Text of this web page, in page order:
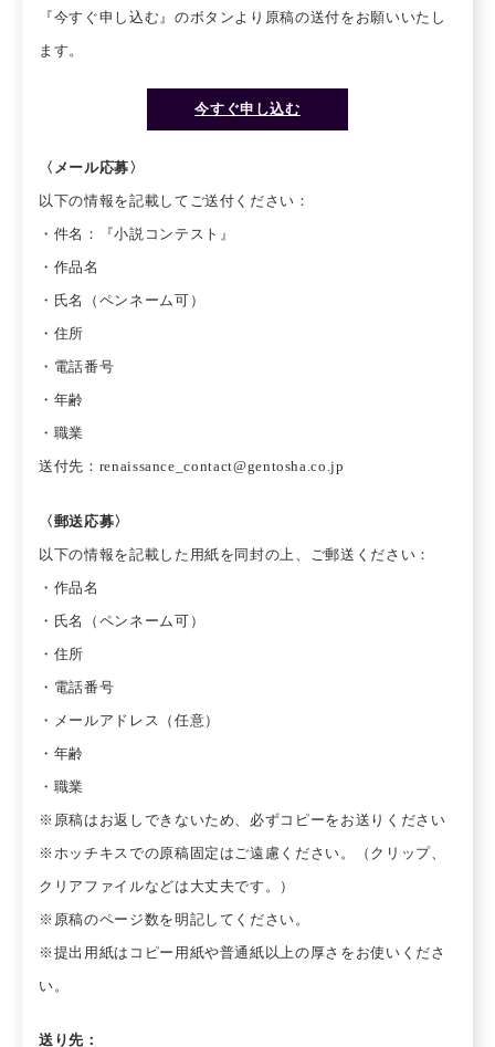
『今すぐ申し込む』のボタンより原稿の送付をお願いいたし
ます。
今すぐ申し込む
〈メール応募〉
以下の情報を記載してご送付ください：
・件名：『小説コンテスト』
・作品名
・氏名（ペンネーム可）
・住所
・電話番号
・年齢
・職業
送付先：renaissance_contact@gentosha.co.jp
〈郵送応募〉
以下の情報を記載した用紙を同封の上、ご郵送ください：
・作品名
・氏名（ペンネーム可）
・住所
・電話番号
・メールアドレス（任意）
・年齢
・職業
※原稿はお返しできないため、必ずコピーをお送りください
※ホッチキスでの原稿固定はご遠慮ください。（クリップ、
クリアファイルなどは大丈夫です。）
※原稿のページ数を明記してください。
※提出用紙はコピー用紙や普通紙以上の厚さをお使いくださ
い。
送り先：